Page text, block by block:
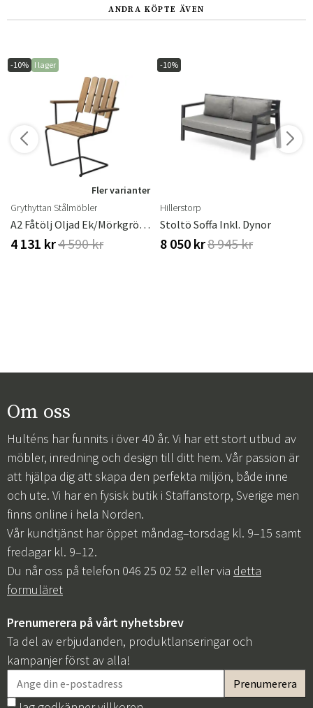
ANDRA KÖPTE ÄVEN
-10% I lager
Fler varianter
Grythyttan Stålmöbler
A2 Fåtölj Oljad Ek/Mörkgrönt Stativ
4 131 kr4 590 kr
-10%
Hillerstorp
Stoltö Soffa Inkl. Dynor
8 050 kr8 945 kr
Om oss
Hulténs har funnits i över 40 år. Vi har ett stort utbud av
möbler, inredning och design till ditt hem. Vår passion är
att hjälpa dig att skapa den perfekta miljön, både inne
och ute. Vi har en fysisk butik i Staffanstorp, Sverige men
finns online i hela Norden.
Vår kundtjänst har öppet måndag–torsdag kl. 9–15 samt
fredagar kl. 9–12.
Du når oss på telefon 046 25 02 52 eller via detta
formuläret
Prenumerera på vårt nyhetsbrev
Ta del av erbjudanden, produktlanseringar och
kampanjer först av alla!